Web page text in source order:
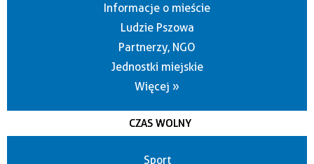
Informacje o mieście
Ludzie Pszowa
Partnerzy, NGO
Jednostki miejskie
Więcej »
CZAS WOLNY
Sport